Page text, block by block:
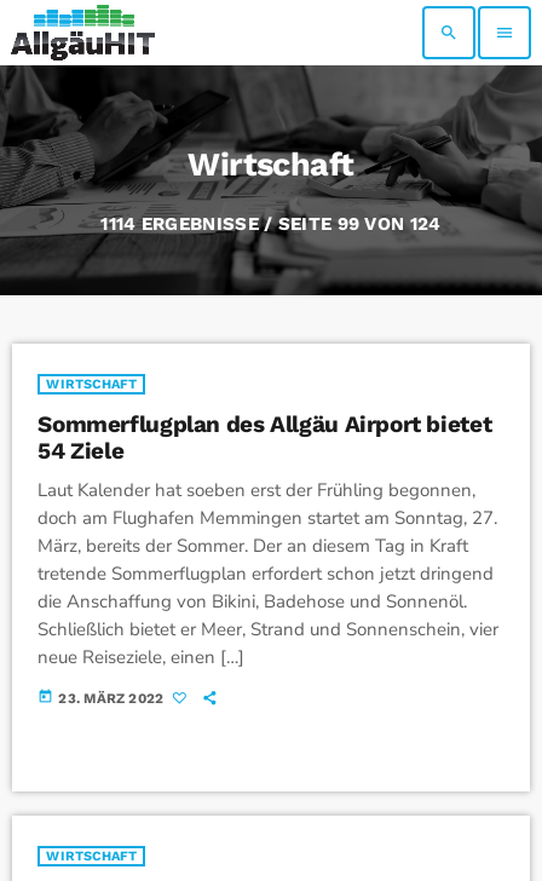
search menu
Wirtschaft
1114 ERGEBNISSE / SEITE 99 VON 124
WIRTSCHAFT
Sommerflugplan des Allgäu Airport bietet
54 Ziele
Laut Kalender hat soeben erst der Frühling begonnen,
doch am Flughafen Memmingen startet am Sonntag, 27.
März, bereits der Sommer. Der an diesem Tag in Kraft
tretende Sommerflugplan erfordert schon jetzt dringend
die Anschaffung von Bikini, Badehose und Sonnenöl.
Schließlich bietet er Meer, Strand und Sonnenschein, vier
neue Reiseziele, einen […]
today 23. MÄRZ 2022
WIRTSCHAFT